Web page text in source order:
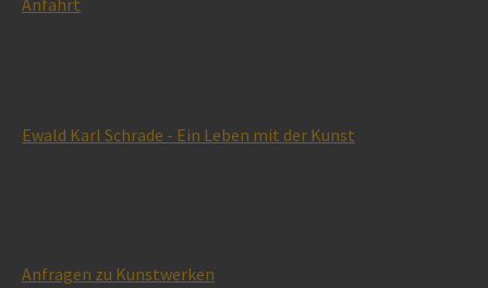
Ewald Karl Schrade - Ein Leben mit der Kunst
Anfragen zu Kunstwerken